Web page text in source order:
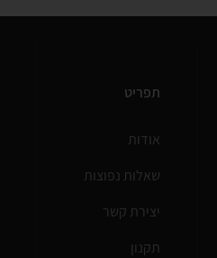
תפריט
אודות
שאלות נפוצות
יצירת קשר
תקנון